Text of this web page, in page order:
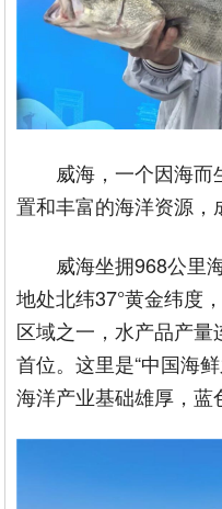
威海，一个因海
置和丰富的海洋资源，
威海坐拥968公里
地处北纬37°黄金纬度
区域之一，水产品产
首位。这里是“中国海
海洋产业基础雄厚，蓝